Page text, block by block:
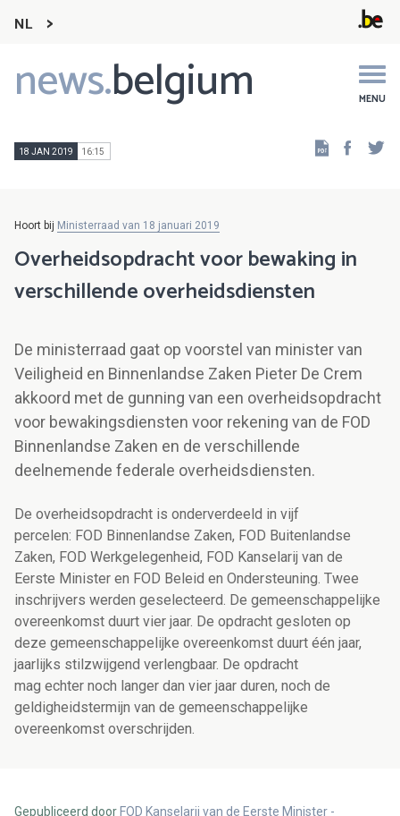
NL
news.belgium MENU
Main
navigation
18 JAN 2019 16:15
Hoort bij Ministerraad van 18 januari 2019
Overheidsopdracht voor bewaking in
verschillende overheidsdiensten
De ministerraad gaat op voorstel van minister van
Veiligheid en Binnenlandse Zaken Pieter De Crem
akkoord met de gunning van een overheidsopdracht
voor bewakingsdiensten voor rekening van de FOD
Binnenlandse Zaken en de verschillende
deelnemende federale overheidsdiensten.
De overheidsopdracht is onderverdeeld in vijf
percelen: FOD Binnenlandse Zaken, FOD Buitenlandse
Zaken, FOD Werkgelegenheid, FOD Kanselarij van de
Eerste Minister en FOD Beleid en Ondersteuning. Twee
inschrijvers werden geselecteerd. De gemeenschappelijke
overeenkomst duurt vier jaar. De opdracht gesloten op
deze gemeenschappelijke overeenkomst duurt één jaar,
jaarlijks stilzwijgend verlengbaar. De opdracht
mag echter noch langer dan vier jaar duren, noch de
geldigheidstermijn van de gemeenschappelijke
overeenkomst overschrijden.
Gepubliceerd door FOD Kanselarij van de Eerste Minister -